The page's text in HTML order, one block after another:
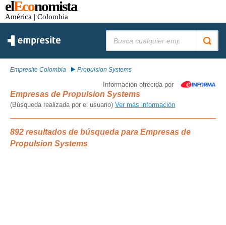
elEconomista
América | Colombia
Empresite Colombia Propulsion Systems
Información ofrecida por
Empresas de Propulsion Systems
(Búsqueda realizada por el usuario) Ver más información
892 resultados de búsqueda para Empresas de
Propulsion Systems